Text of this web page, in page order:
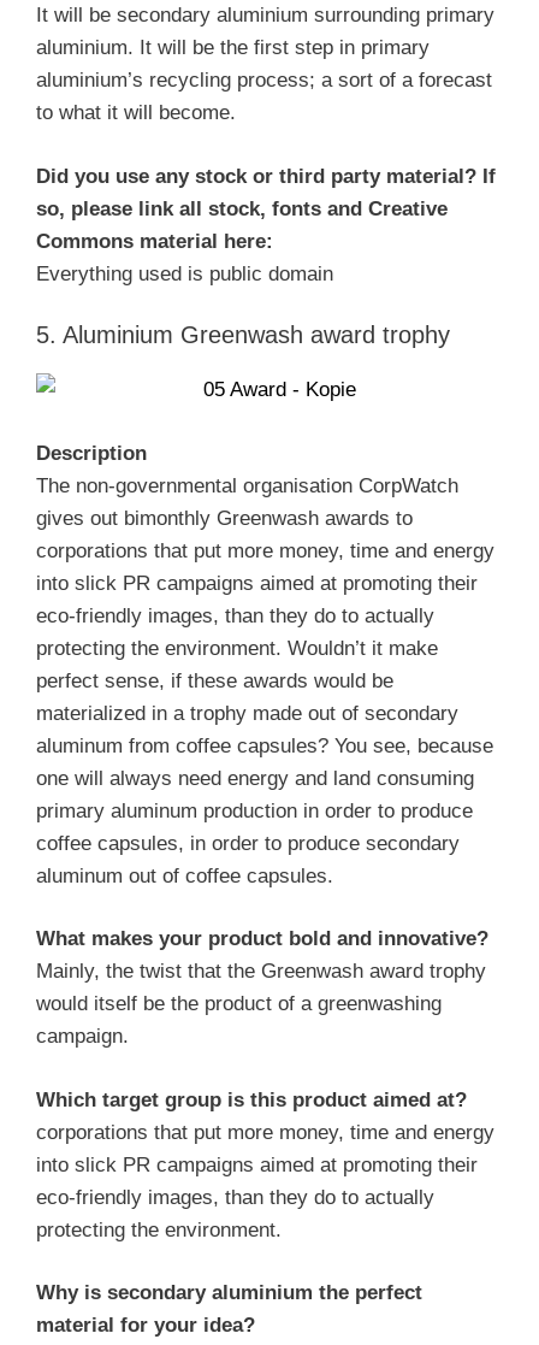
It will be secondary aluminium surrounding primary
aluminium. It will be the first step in primary
aluminium’s recycling process; a sort of a forecast
to what it will become.
Did you use any stock or third party material? If
so, please link all stock, fonts and Creative
Commons material here:
Everything used is public domain
5. Aluminium Greenwash award trophy
Description
The non-governmental organisation CorpWatch
gives out bimonthly Greenwash awards to
corporations that put more money, time and energy
into slick PR campaigns aimed at promoting their
eco-friendly images, than they do to actually
protecting the environment. Wouldn’t it make
perfect sense, if these awards would be
materialized in a trophy made out of secondary
aluminum from coffee capsules? You see, because
one will always need energy and land consuming
primary aluminum production in order to produce
coffee capsules, in order to produce secondary
aluminum out of coffee capsules.
What makes your product bold and innovative?
Mainly, the twist that the Greenwash award trophy
would itself be the product of a greenwashing
campaign.
Which target group is this product aimed at?
corporations that put more money, time and energy
into slick PR campaigns aimed at promoting their
eco-friendly images, than they do to actually
protecting the environment.
Why is secondary aluminium the perfect
material for your idea?